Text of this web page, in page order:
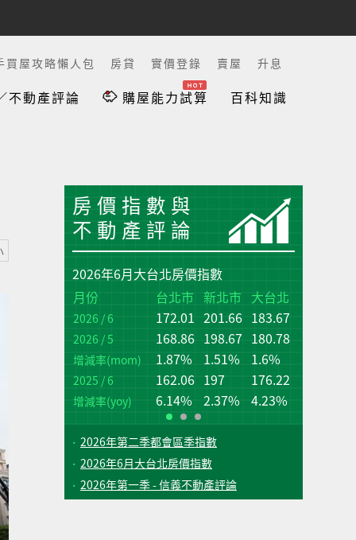
買屋攻略懶人包 房貸 實價登錄 賣屋 升息
不動產評論 購屋能力試算 百科知識
房價指數與
不動產評論
2026年6月大台北房價指數
月份
台北市 新北市 大台北
2026 / 6 172.01 201.66 183.67
2026 / 5 168.86 198.67 180.78
增減率(mom) 1.87% 1.51% 1.6%
2025 / 6 162.06 197 176.22
增減率(yoy) 6.14% 2.37% 4.23%
2026年第二季都會區季指數
2026年6月大台北房價指數
2026年第一季 - 信義不動產評論